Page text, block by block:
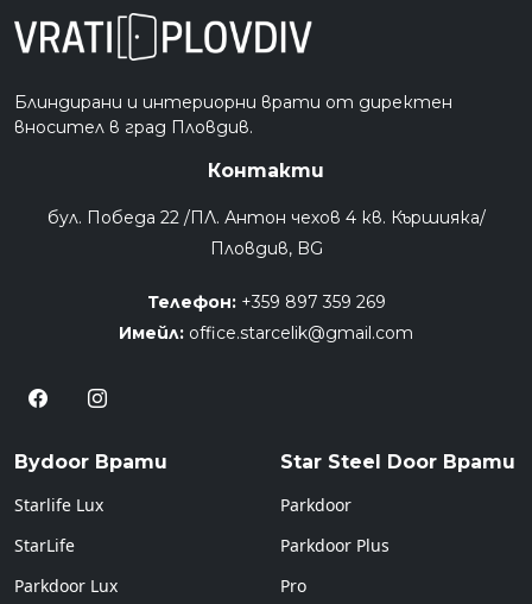
Блиндирани и интериорни врати от директен
вносител в град Пловдив.
Контакти
бул. Победа 22 /ПЛ. Антон чехов 4 кв. Кършияка/
Пловдив, BG
Телефон: +359 897 359 269
Имейл: office.starcelik@gmail.com
Bydoor Врати
Starlife Lux
StarLife
Parkdoor Lux
Star Steel Door Врати
Parkdoor
Parkdoor Plus
Pro